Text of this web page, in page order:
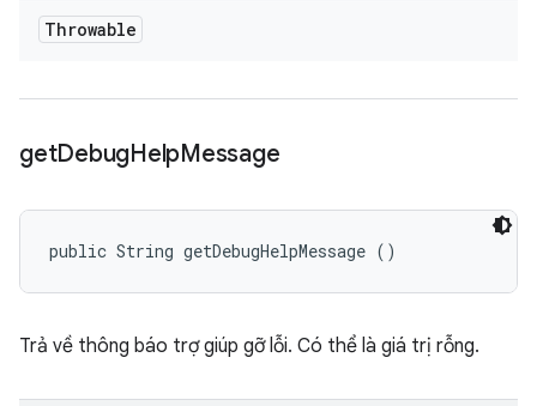
Throwable
getDebugHelpMessage
public String getDebugHelpMessage ()
Trả về thông báo trợ giúp gỡ lỗi. Có thể là giá trị rỗng.